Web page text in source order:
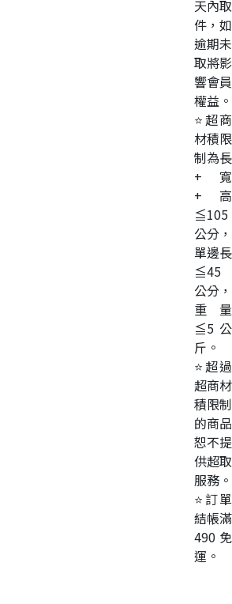
天內取
件，如
逾期未
取將影
響會員
權益。
⭐超商
材積限
制為長
+寬
+高
≦105
公分，
單邊長
≦45
公分，
重量
≦5公
斤。
⭐超過
超商材
積限制
的商品
恕不提
供超取
服務。
⭐訂單
結帳滿
490免
運。